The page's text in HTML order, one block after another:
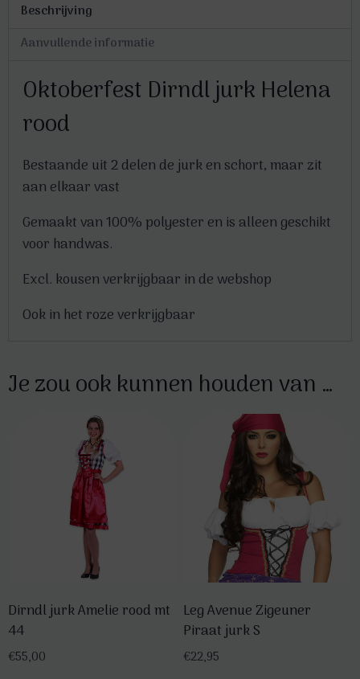
Beschrijving
Aanvullende informatie
Oktoberfest Dirndl jurk Helena
rood
Bestaande uit 2 delen de jurk en schort, maar zit
aan elkaar vast
Gemaakt van 100% polyester en is alleen geschikt
voor handwas.
Excl. kousen verkrijgbaar in de webshop
Ook in het roze verkrijgbaar
Je zou ook kunnen houden van …
Dirndl jurk Amelie rood mt
44
€55,00
Leg Avenue Zigeuner
Piraat jurk S
€22,95